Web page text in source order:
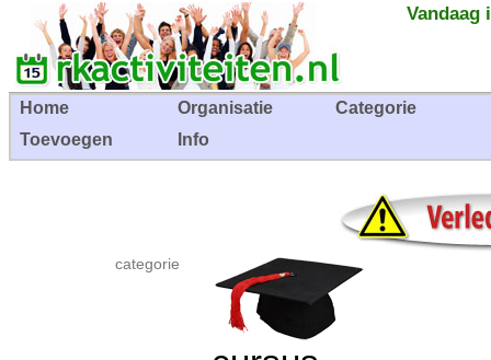
Vandaag
Home Organisatie
Categorie
Toevoegen
Info
categorie